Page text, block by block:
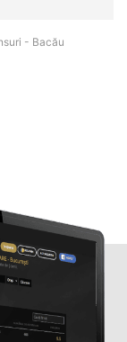
- Bacău